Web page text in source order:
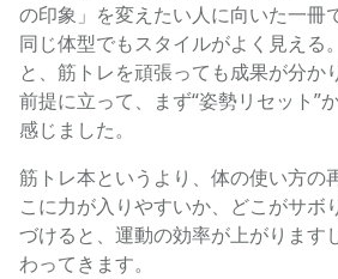
の印象」を変えたい人に向いた一冊
同じ体型でもスタイルがよく見える
と、筋トレを頑張っても成果が分か
前提に立って、まず“姿勢リセット”
感じました。
筋トレ本というより、体の使い方の
こに力が入りやすいか、どこがサボ
づけると、運動の効率が上がります
わってきます。